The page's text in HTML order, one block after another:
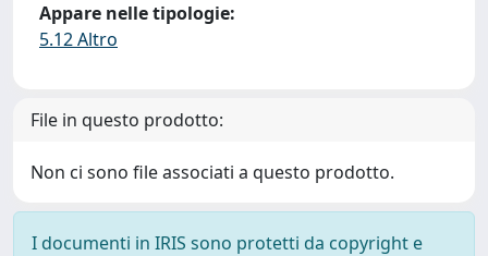
Appare nelle tipologie:
5.12 Altro
File in questo prodotto:
Non ci sono file associati a questo prodotto.
I documenti in IRIS sono protetti da copyright e